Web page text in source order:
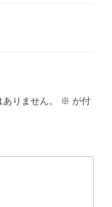
りません。 ※ が付